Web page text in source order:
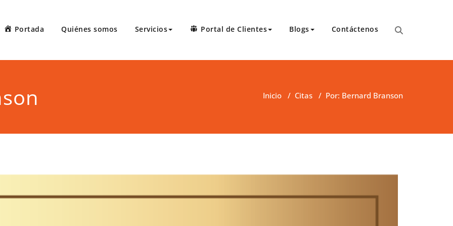
Portada Quiénes somos Servicios Portal de Clientes Blogs Contáctenos
Inicio / Citas / Por: Bernard Branson